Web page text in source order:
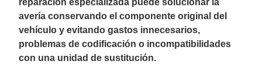
avería conservando el componente original del
vehículo y evitando gastos innecesarios,
problemas de codificación o incompatibilidades
con una unidad de sustitución.